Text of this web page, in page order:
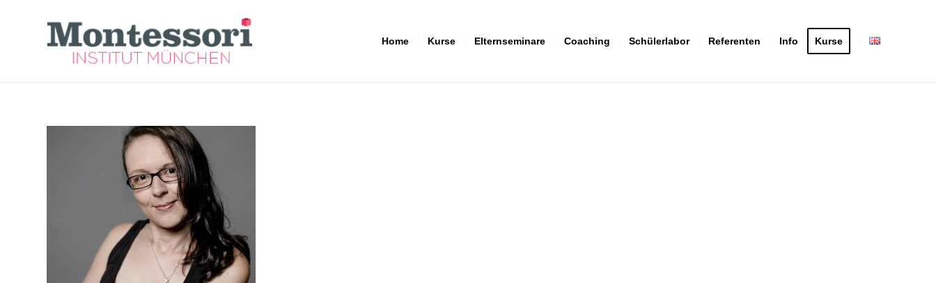
Home Kurse Elternseminare Coaching Schülerlabor Referenten Info Kurse